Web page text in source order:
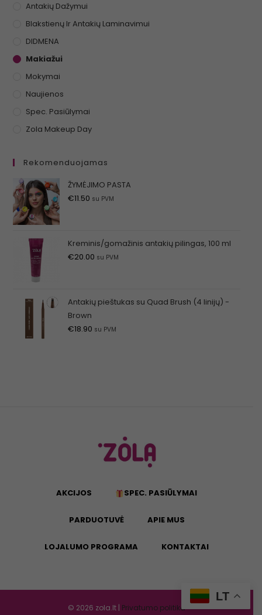
Antakių Dažymui
Blakstienų Ir Antakių Laminavimui
DIDMENA
Makiažui
Mokymai
Naujienos
Spec. Pasiūlymai
Zola Makeup Day
Rekomenduojamas
ŽYMĖJIMO PASTA
€11.50 su PVM
Kreminis/gomažinis antakių pilingas, 100 ml
€20.00 su PVM
Antakių pieštukas su Quad Brush (4 linijų) -
Brown
€18.90 su PVM
AKCIJOS SPEC. PASIŪLYMAI
PARDUOTUVĖ APIE MUS
LOJALUMO PROGRAMA KONTAKTAI
© 2026 zola.lt | Privatumo politika
LT